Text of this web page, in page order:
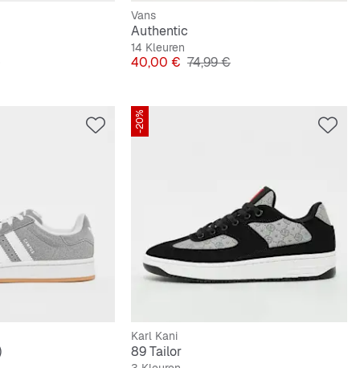
Prijs
Vans
Authentic
14 Kleuren
Prijs
40,00 € Originele Prijs
74,99 €
-20%
Karl Kani
89 Tailor